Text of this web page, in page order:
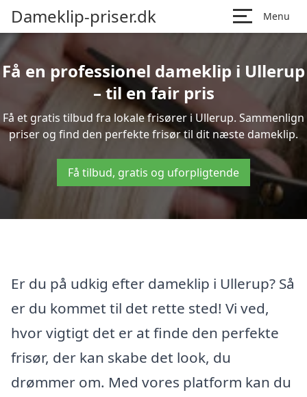
Dameklip-priser.dk Menu
Få en professionel dameklip i Ullerup
– til en fair pris
Få et gratis tilbud fra lokale frisører i Ullerup. Sammenlign
priser og find den perfekte frisør til dit næste dameklip.
Få tilbud, gratis og uforpligtende
Er du på udkig efter dameklip i Ullerup? Så
er du kommet til det rette sted! Vi ved,
hvor vigtigt det er at finde den perfekte
frisør, der kan skabe det look, du
drømmer om. Med vores platform kan du